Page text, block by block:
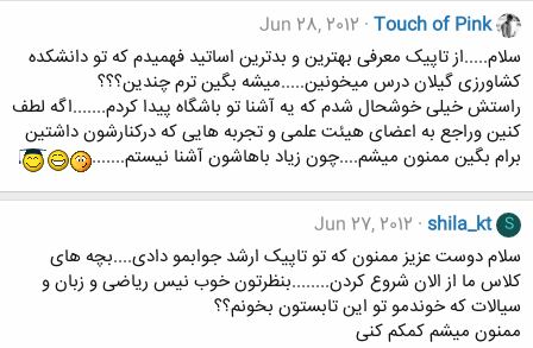
Touch of Pink
Jun 28, 2012
سلام.....از تاپیک معرفی بهترین و بدترین اساتید فهمیدم که تو دانشکده
کشاورزی گیلان درس میخونین.....میشه بگین ترم چندین؟؟؟
راستش خیلی خوشحال شدم که یه آشنا تو باشگاه پیدا کردم.......اگه لطف
کنین وراجع به اعضای هیئت علمی و تجربه هایی که درکنارشون داشتین
برام بگین ممنون میشم....چون زیاد باهاشون آشنا نیستم.......
S
shila_kt
Jun 27, 2012
سلام دوست عزیز ممنون که تو تاپیک ارشد جوابمو دادی....بچه های
کلاس ما از الان شروع کردن........بنظرتون خوب نیس ریاضی و زبان و
سیالات که خوندمو تو این تابستون بخونم؟؟
ممنون میشم کمکم کنی